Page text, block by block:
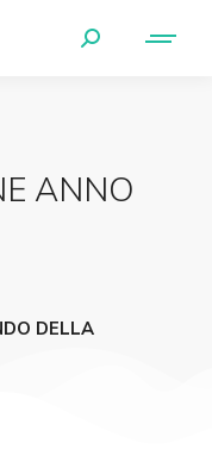
ANNO
DELLA